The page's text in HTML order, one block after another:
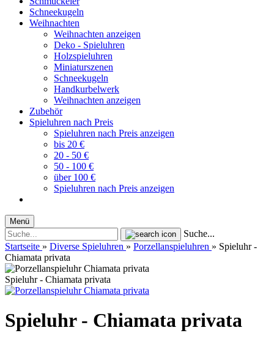
Schneekugeln
Weihnachten
Weihnachten anzeigen
Deko - Spieluhren
Holzspieluhren
Miniaturszenen
Schneekugeln
Handkurbelwerk
Weihnachten anzeigen
Zubehör
Spieluhren nach Preis
Spieluhren nach Preis anzeigen
bis 20 €
20 - 50 €
50 - 100 €
über 100 €
Spieluhren nach Preis anzeigen
Menü
Suche...
Startseite » Diverse Spieluhren » Porzellanspieluhren » Spieluhr -
Chiamata privata
Spieluhr - Chiamata privata
Spieluhr - Chiamata privata